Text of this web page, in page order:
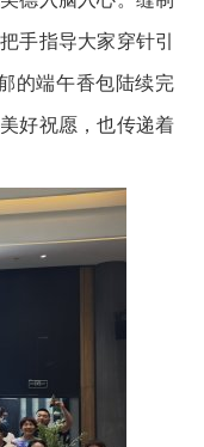
手指导大家穿针引
的端午香包陆续完
好祝愿，也传递着